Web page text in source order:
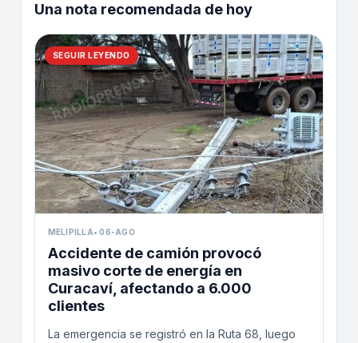
Una nota recomendada de hoy
SEGUIR LEYENDO
MELIPILLA•06-AGO
Accidente de camión provocó
masivo corte de energía en
Curacaví, afectando a 6.000
clientes
La emergencia se registró en la Ruta 68, luego